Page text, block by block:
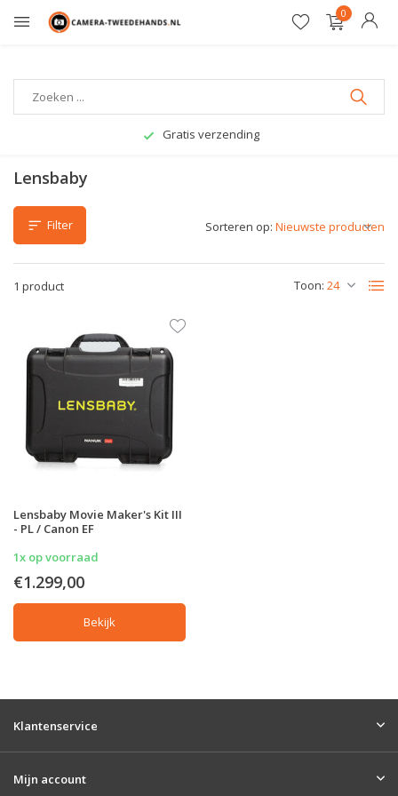
0
Gratis verzending
Lensbaby
Filter
1 product Toon:
Sorteren op:
Lensbaby Movie Maker's Kit III
- PL / Canon EF
1x op voorraad
€1.299,00
Bekijk
Klantenservice
Mijn account